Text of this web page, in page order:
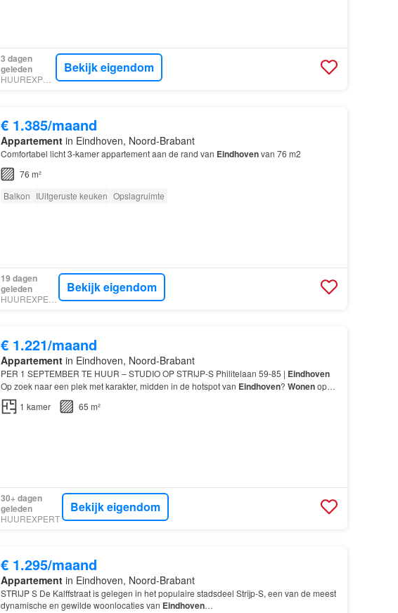
3 dagen
geleden
HUUREXPERT
Bekijk eigendom
€ 1.385/maand
Appartementin Eindhoven, Noord-Brabant
Comfortabel licht 3-kamer appartement aan de rand van Eindhovenvan 76 m2
76 m²
Balkon IUitgeruste keuken Opslagruimte
19 dagen
geleden
Bekijk eigendom
€ 1.221/maand
Appartementin Eindhoven, Noord-Brabant
PER 1 SEPTEMBER TE HUUR – STUDIO OP STRIJP-S Philitelaan 59-85 | Eindhoven
Op zoek naar een plek met karakter, midden in de hotspot van Eindhoven? Wonenop
Strijp-S Strijp-S is dé plek waar alles samenkomt: creativiteit, hore…
1 kamer 65 m²
30+ dagen
geleden
HUUREXPERT
Bekijk eigendom
€ 1.295/maand
Appartementin Eindhoven, Noord-Brabant
STRIJP S De Kalffstraat is gelegen in het populaire stadsdeel Strijp-S, een van de meest
dynamische en gewilde woonlocaties van Eindhoven…